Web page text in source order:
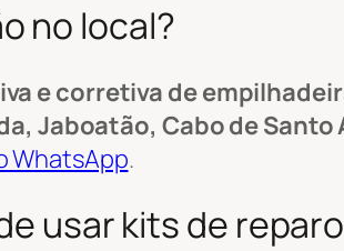
no local?
e corretiva de
Jaboatão, Cabo de
WhatsApp.
usar kits de